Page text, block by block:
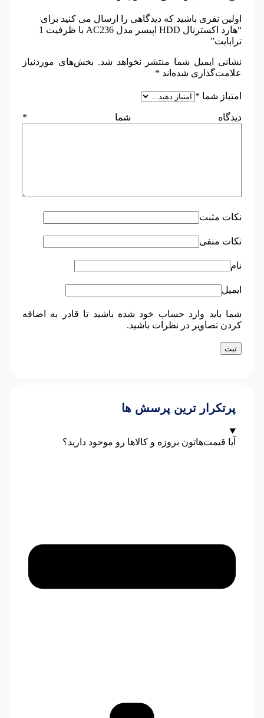
اولین نفری باشید که دیدگاهی را ارسال می کنید برای
“هارد اکسترنال HDD اپیسر مدل AC236 با ظرفیت 1
ترابایت”
نشانی ایمیل شما منتشر نخواهد شد. بخش‌های موردنیاز
علامت‌گذاری شده‌اند *
امتیاز شما *
دیدگاه شما *
نکات مثبت
نکات منفی
نام
ایمیل
شما باید وارد حساب خود شده باشید تا قادر به اضافه
کردن تصاویر در نظرات باشید.
پرتکرار ترین پرسش ها
آیا قیمت‌هاتون بروزه و کالاها رو موجود دارید؟